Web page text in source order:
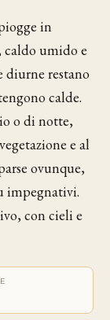
in
umido e
diurne restano
calde.
o di notte,
e al
ovunque,
impegnativi.
con cieli e